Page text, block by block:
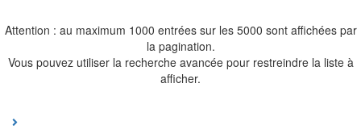
Attention : au maximum 1000 entrées sur les 5000 sont affichées par
la pagination.
Vous pouvez utiliser la recherche avancée pour restreindre la liste à
afficher.